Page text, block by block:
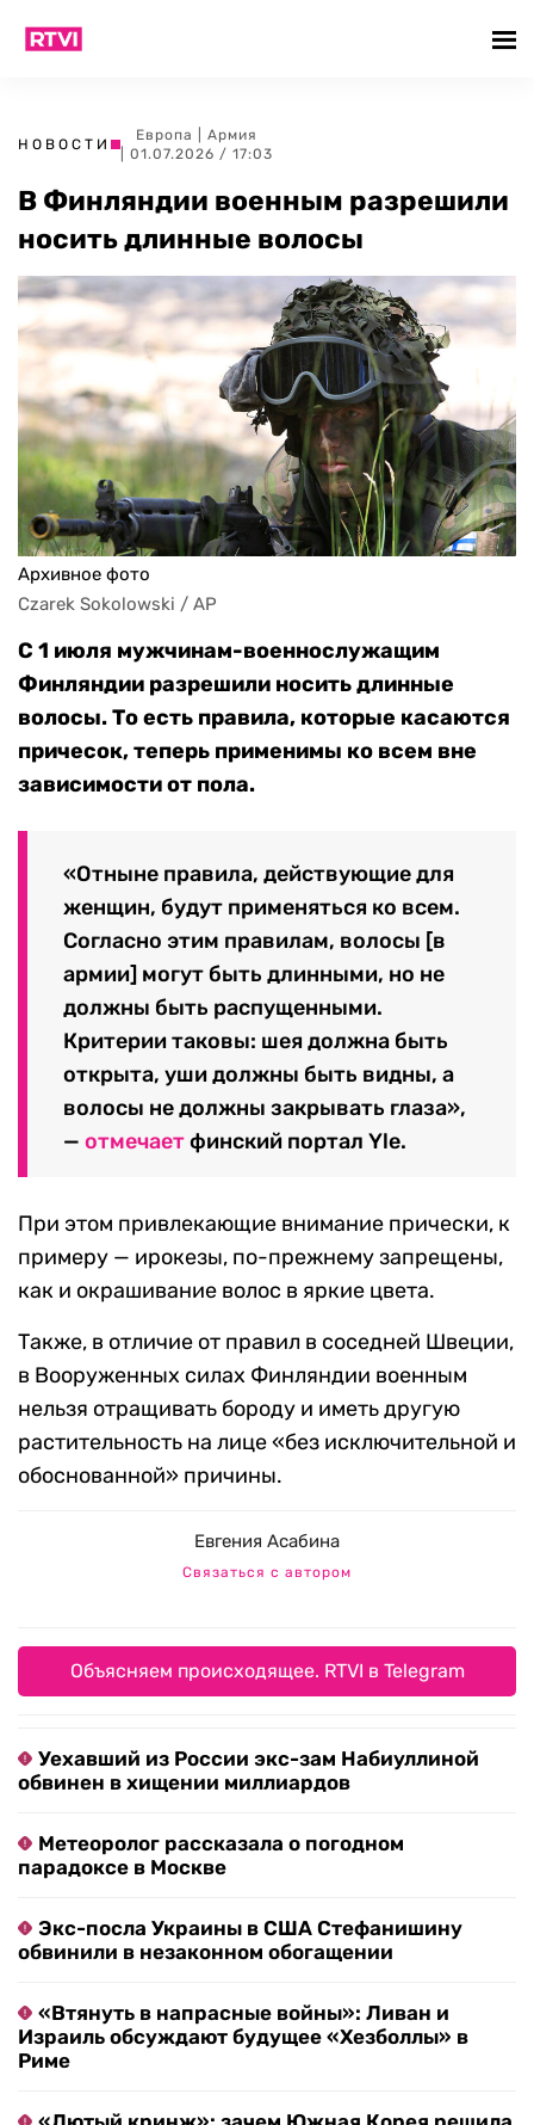
НОВОСТИ
Европа
Армия
| 01.07.2026 / 17:03
В Финляндии военным разрешили
носить длинные волосы
Архивное фото
Czarek Sokolowski / AP
С 1 июля мужчинам-военнослужащим
Финляндии разрешили носить длинные
волосы. То есть правила, которые касаются
причесок, теперь применимы ко всем вне
зависимости от пола.
«Отныне правила, действующие для
женщин, будут применяться ко всем.
Согласно этим правилам, волосы [в
армии] могут быть длинными, но не
должны быть распущенными.
Критерии таковы: шея должна быть
открыта, уши должны быть видны, а
волосы не должны закрывать глаза»,
— отмечаетфинский портал Yle.
При этом привлекающие внимание прически, к
примеру — ирокезы, по-прежнему запрещены,
как и окрашивание волос в яркие цвета.
Также, в отличие от правил в соседней Швеции,
в Вооруженных силах Финляндии военным
нельзя отращивать бороду и иметь другую
растительность на лице «без исключительной и
обоснованной» причины.
Евгения Асабина
Связаться с автором
Объясняем происходящее. RTVI в Telegram
Уехавший из России экс-зам Набиуллиной
обвинен в хищении миллиардов
Метеоролог рассказала о погодном
парадоксе в Москве
Экс-посла Украины в США Стефанишину
обвинили в незаконном обогащении
«Втянуть в напрасные войны»: Ливан и
Израиль обсуждают будущее «Хезболлы» в
Риме